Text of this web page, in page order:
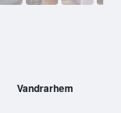
Vandrarhem